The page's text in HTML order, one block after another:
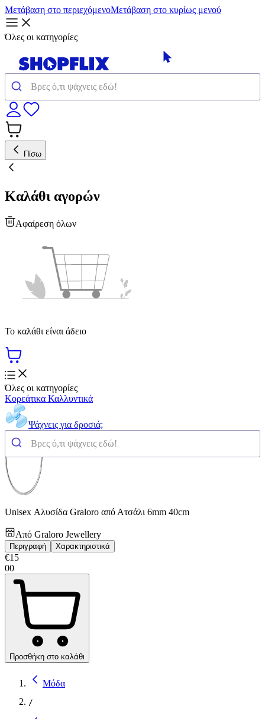
Μετάβαση στο περιεχόμενοΜετάβαση στο κυρίως μενού
Όλες οι κατηγορίες
Πίσω
Καλάθι αγορών
Αφαίρεση όλων
Το καλάθι είναι άδειο
Όλες οι κατηγορίες
Κορεάτικα Καλλυντικά
Ψάχνεις για δροσιά;
Unisex Αλυσίδα Graloro από Ατσάλι 6mm 40cm
Από Graloro Jewellery
Περιγραφή Χαρακτηριστικά
€15
00
Προσθήκη στο καλάθι
Μόδα
/